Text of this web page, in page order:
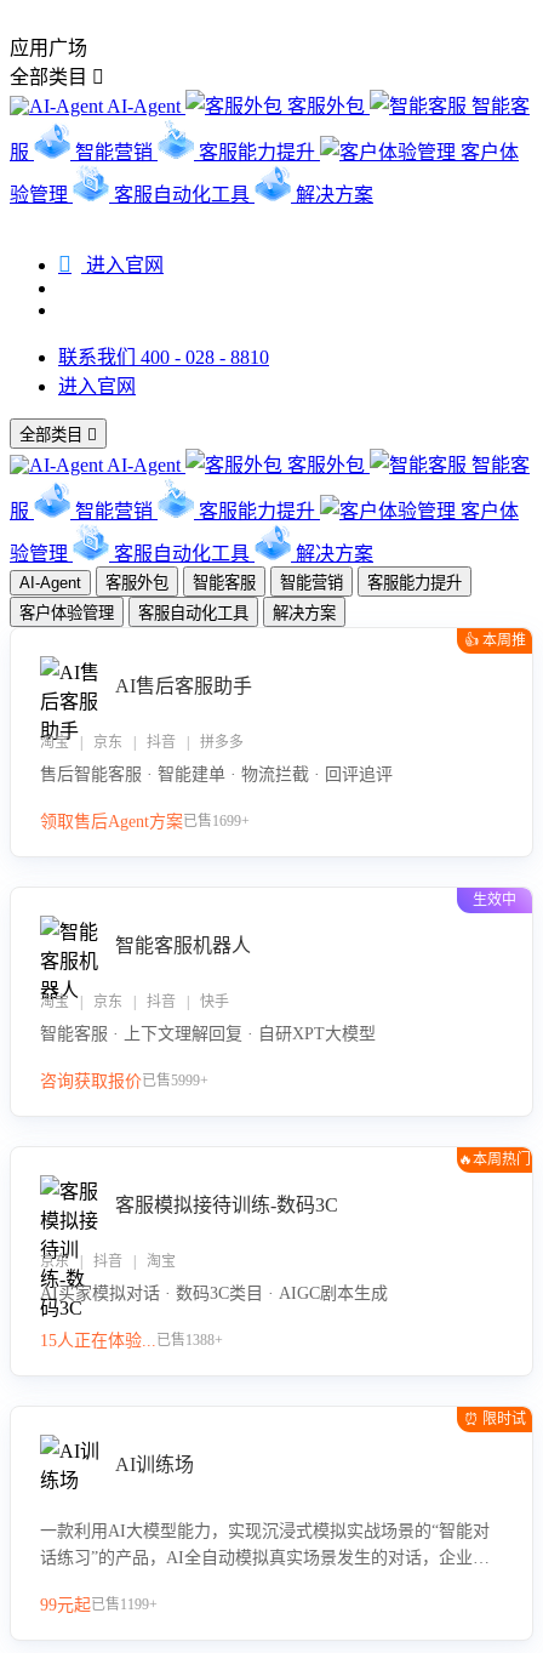
应用广场
全部类目 
AI-Agent
客服外包 智能客
服 智能营销 客服能力提升 客户体
验管理 客服自动化工具 解决方案
 进入官网
联系我们 400 - 028 - 8810
进入官网
全部类目 
AI-Agent 客服外包 智能客
服 智能营销 客服能力提升 客户体
验管理 客服自动化工具 解决方案
AI-Agent 客服外包 智能客服 智能营销
客服能力提升
客户体验管理
客服自动化工具 解决方案
👍 本周推
AI售后客服助手
淘宝 | 京东 | 抖音 | 拼多多
售后智能客服 · 智能建单 · 物流拦截 · 回评追评
领取售后Agent方案已售1699+
生效中
智能客服机器人
淘宝 | 京东 | 抖音 | 快手
智能客服 · 上下文理解回复 · 自研XPT大模型
咨询获取报价已售5999+
🔥本周热门
客服模拟接待训练-数码3C
京东 | 抖音 | 淘宝
AI买家模拟对话 · 数码3C类目 · AIGC剧本生成
15人正在体验...已售1388+
⏰ 限时试
AI训练场
一款利用AI大模型能力，实现沉浸式模拟实战场景的“智能对
话练习”的产品，AI全自动模拟真实场景发生的对话，企业可
力。
99元起已售1199+